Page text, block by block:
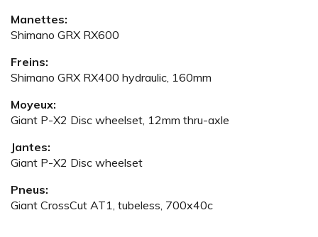
Manettes:
Shimano GRX RX600
Freins:
Shimano GRX RX400 hydraulic, 160mm
Moyeux:
Giant P-X2 Disc wheelset, 12mm thru-axle
Jantes:
Giant P-X2 Disc wheelset
Pneus:
Giant CrossCut AT1, tubeless, 700x40c